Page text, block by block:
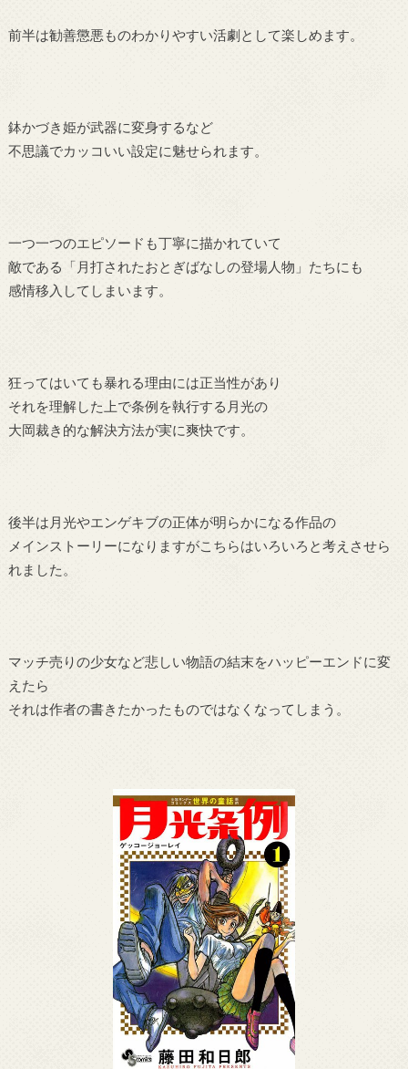
前半は勧善懲悪ものわかりやすい活劇として楽しめます。
鉢かづき姫が武器に変身するなど
不思議でカッコいい設定に魅せられます。
一つ一つのエピソードも丁寧に描かれていて
敵である「月打されたおとぎばなしの登場人物」たちにも
感情移入してしまいます。
狂ってはいても暴れる理由には正当性があり
それを理解した上で条例を執行する月光の
大岡裁き的な解決方法が実に爽快です。
後半は月光やエンゲキブの正体が明らかになる作品の
メインストーリーになりますがこちらはいろいろと考えさせら
れました。
マッチ売りの少女など悲しい物語の結末をハッピーエンドに変
えたら
それは作者の書きたかったものではなくなってしまう。